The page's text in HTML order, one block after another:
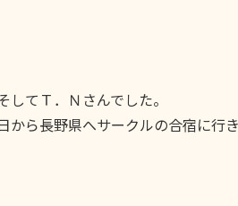
てＴ．Ｎさんでした。
ら長野県へサークルの合宿に行